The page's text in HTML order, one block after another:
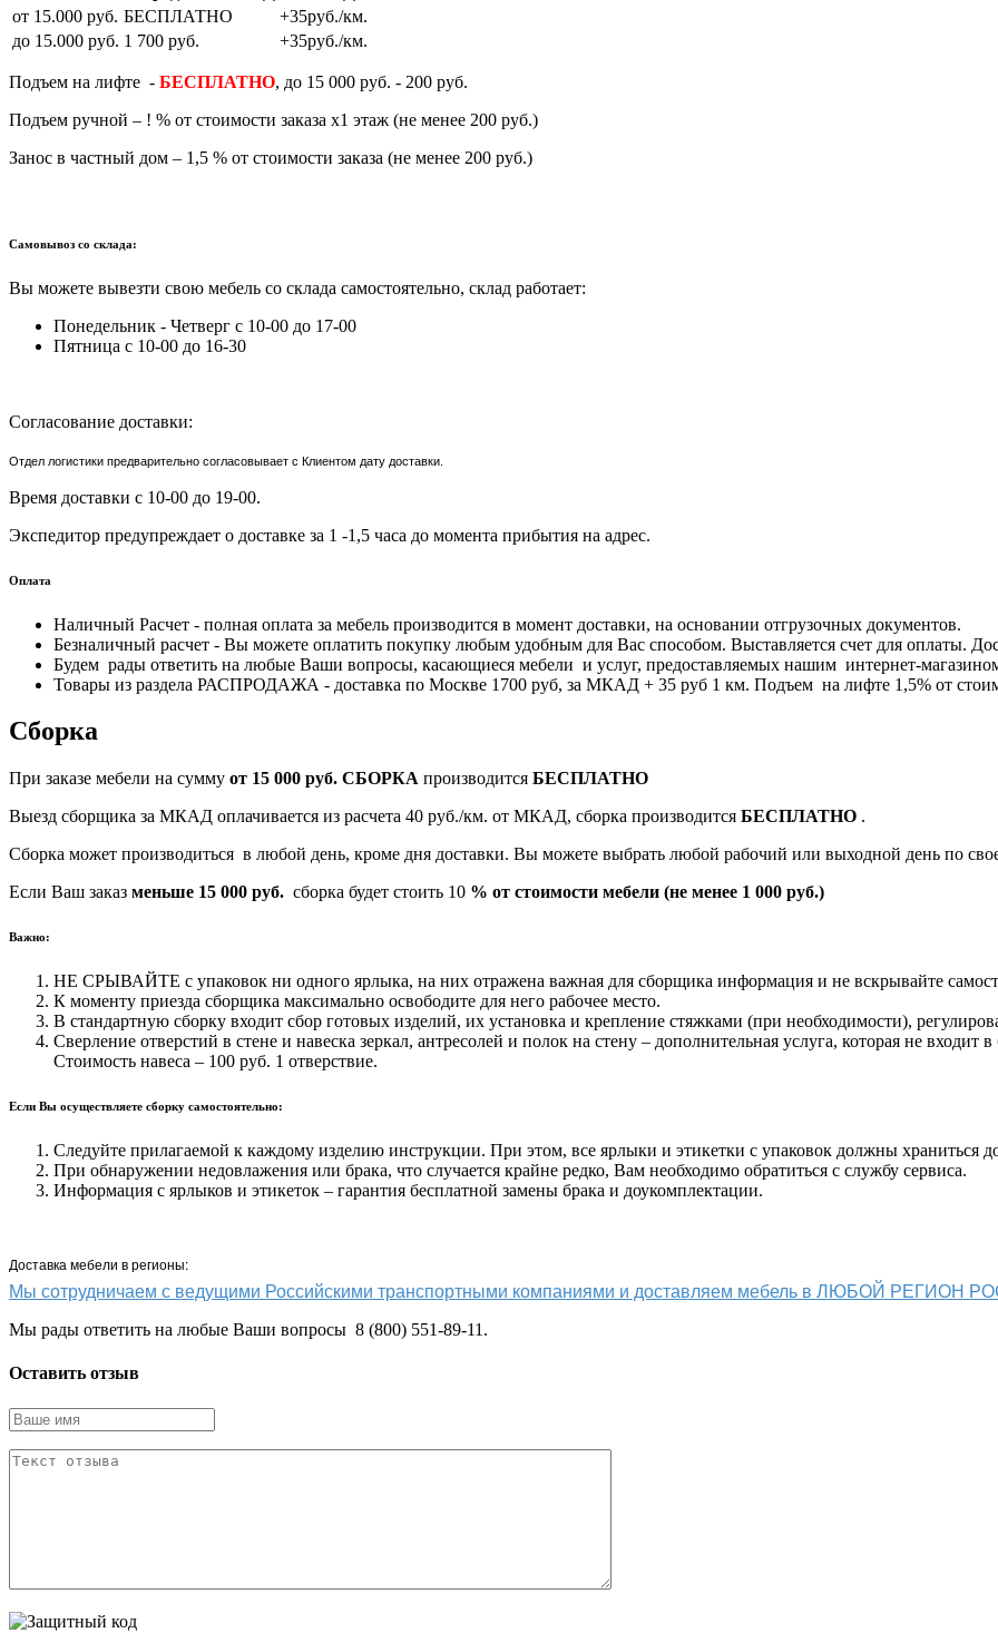
от 15.000 руб. БЕСПЛАТНО
+35руб./км.
до 15.000 руб. 1 700 руб. +35руб./км.
Подъем на лифте - БЕСПЛАТНО, до 15 000 руб. - 200 руб.
Подъем ручной – ! % от стоимости заказа х1 этаж (не менее 200 руб.)
Занос в частный дом – 1,5 % от стоимости заказа (не менее 200 руб.)
Самовывоз со склада:
Вы можете вывезти свою мебель со склада самостоятельно, склад работает:
Понедельник - Четверг с 10-00 до 17-00
Пятница с 10-00 до 16-30
Согласование доставки:
Отдел логистики предварительно согласовывает с Клиентом дату доставки.
Время доставки с 10-00 до 19-00.
Экспедитор предупреждает о доставке за 1 -1,5 часа до момента прибытия на адрес.
Оплата
Наличный Расчет - полная оплата за мебель производится в момент доставки, на основании отгрузочных документов.
Безналичный расчет - Вы можете оплатить покупку любым удобным для Вас способом. Выставляется счет для оплаты.
Будем рады ответить на любые Ваши вопросы, касающиеся мебели и услуг, предоставляемых нашим интернет-
Товары из раздела РАСПРОДАЖА - доставка по Москве 1700 руб, за МКАД + 35 руб 1 км. Подъем на лифте 1,5% от
Сборка
При заказе мебели на сумму от 15 000 руб. СБОРКА производится БЕСПЛАТНО
Выезд сборщика за МКАД оплачивается из расчета 40 руб./км. от МКАД, сборка производится БЕСПЛАТНО .
Сборка может производиться в любой день, кроме дня доставки. Вы можете выбрать любой рабочий или выходной день по
Если Ваш заказ меньше 15 000 руб. сборка будет стоить 10 % от стоимости мебели (не менее 1 000 руб.)
Важно:
НЕ СРЫВАЙТЕ с упаковок ни одного ярлыка, на них отражена важная для сборщика информация и не вскрывайте
К моменту приезда сборщика максимально освободите для него рабочее место.
В стандартную сборку входит сбор готовых изделий, их установка и крепление стяжками (при необходимости),
Сверление отверстий в стене и навеска зеркал, антресолей и полок на стену – дополнительная услуга, которая не входит
Стоимость навеса – 100 руб. 1 отверствие.
Если Вы осуществляете сборку самостоятельно:
Следуйте прилагаемой к каждому изделию инструкции. При этом, все ярлыки и этикетки с упаковок должны храниться
При обнаружении недовлажения или брака, что случается крайне редко, Вам необходимо обратиться с службу сервиса.
Информация с ярлыков и этикеток – гарантия бесплатной замены брака и доукомплектации.
Доставка мебели в регионы:
Мы сотрудничаем с ведущими Российскими транспортными компаниями и доставляем мебель в ЛЮБОЙ РЕГИОН
Мы рады ответить на любые Ваши вопросы 8 (800) 551-89-11.
Оставить отзыв